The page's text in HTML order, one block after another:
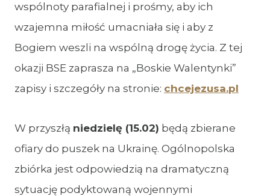
wspólnoty parafialnej i prośmy, aby ich
wzajemna miłość umacniała się i aby z
Bogiem weszli na wspólną drogę życia. Z tej
okazji BSE zaprasza na „Boskie Walentynki”
zapisy i szczegóły na stronie: chcejezusa.pl
W przyszłą niedzielę (15.02) będą zbierane
ofiary do puszek na Ukrainę. Ogólnopolska
zbiórka jest odpowiedzią na dramatyczną
sytuację podyktowaną wojennymi